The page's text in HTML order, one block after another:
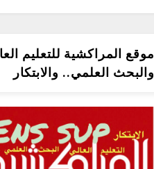
موقع المراكشية للتعليم
والبحث العلمي.. والابتكار